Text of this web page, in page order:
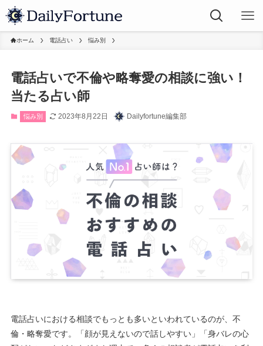
ホーム 電話占い 悩み別
電話占いで不倫や略奪愛の相談に強い！
当たる占い師
悩み別 2023年8月22日 Dailyfortune編集部
電話占いにおける相談でもっとも多いといわれているのが、不
倫・略奪愛です。「顔が見えないので話しやすい」「身バレの心